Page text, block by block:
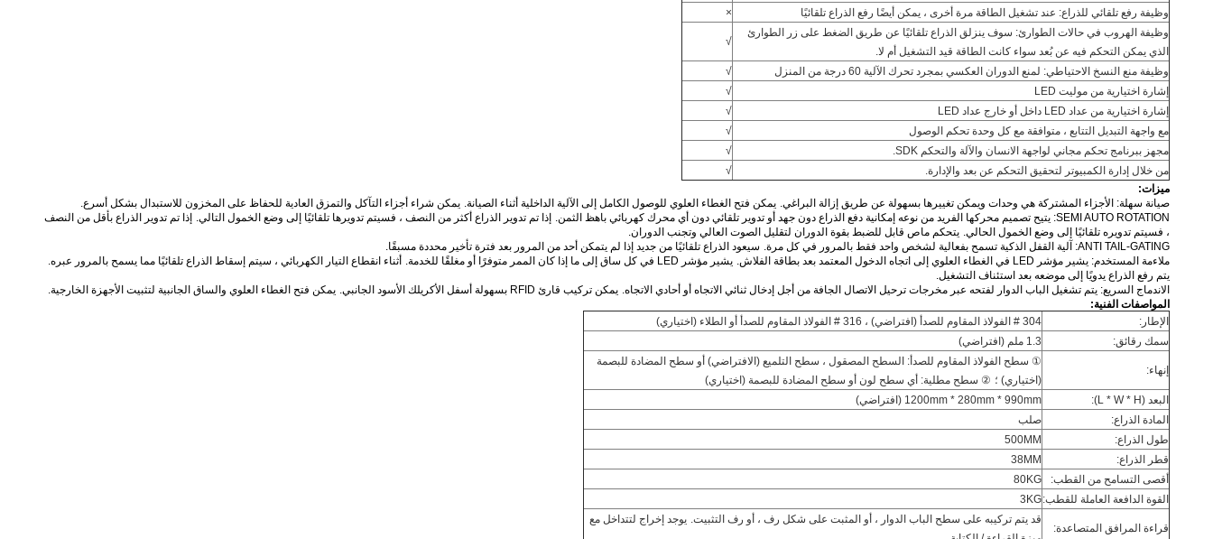
وظيفة رفع تلقائي للذراع: عند تشغيل الطاقة مرة أخرى ، يمكن أيضًا رفع الذراع تلقائيًا
×
وظيفة الهروب في حالات الطوارئ: سوف ينزلق الذراع تلقائيًا عن طريق الضغط على زر الطوارئ
الذي يمكن التحكم فيه عن بُعد سواء كانت الطاقة قيد التشغيل أم لا.
√
وظيفة منع النسخ الاحتياطي: لمنع الدوران العكسي بمجرد تحرك الآلية 60 درجة من المنزل
√
إشارة اختيارية من موليت LED
√
إشارة اختيارية من عداد LED داخل أو خارج عداد LED
√
مع واجهة التبديل التتابع ، متوافقة مع كل وحدة تحكم الوصول
√
مجهز ببرنامج تحكم مجاني لواجهة الانسان والآلة والتحكم SDK.
√
من خلال إدارة الكمبيوتر لتحقيق التحكم عن بعد والإدارة.
√
ميزات:
صيانة سهلة: الأجزاء المشتركة هي وحدات ويمكن تغييرها بسهولة عن طريق إزالة البراغي. يمكن فتح الغطاء العلوي للوصول الكامل إلى الآلية الداخلية أثناء الصيانة. يمكن شراء أجزاء التآكل والتمزق العادية للحفاظ على المخزون للاستبدال بشكل أسرع.
SEMI AUTO ROTATION: يتيح تصميم محركها الفريد من نوعه إمكانية دفع الذراع دون جهد أو تدوير تلقائي دون أي محرك كهربائي باهظ الثمن.
إذا تم تدوير الذراع أكثر من النصف ، فسيتم تدويرها تلقائيًا إلى وضع الخمول التالي. إذا تم تدوير الذراع بأقل من النصف
، فسيتم تدويره تلقائيًا إلى وضع الخمول الحالي. يتحكم ماص قابل للضبط بقوة الدوران لتقليل الصوت العالي وتجنب الدوران.
ANTI TAIL-GATING: آلية القفل الذكية تسمح بفعالية لشخص واحد فقط بالمرور في كل مرة.
سيعود الذراع تلقائيًا من جديد إذا لم يتمكن أحد من المرور بعد فترة تأخير محددة مسبقًا.
ملاءمة المستخدم: يشير مؤشر LED في الغطاء العلوي إلى اتجاه الدخول المعتمد بعد بطاقة الفلاش.
يشير مؤشر LED في كل ساق إلى ما إذا كان الممر متوفرًا أو مغلقًا للخدمة.
أثناء انقطاع التيار الكهربائي ، سيتم إسقاط الذراع تلقائيًا مما يسمح بالمرور عبره.
يتم رفع الذراع يدويًا إلى موضعه بعد استئناف التشغيل.
الاندماج السريع: يتم تشغيل الباب الدوار لفتحه عبر مخرجات ترحيل الاتصال الجافة من أجل إدخال ثنائي الاتجاه أو أحادي الاتجاه. يمكن تركيب قارئ RFID بسهولة أسفل الأكريلك الأسود الجانبي.
يمكن فتح الغطاء العلوي والساق الجانبية لتثبيت الأجهزة الخارجية.
المواصفات الفنية:
الإطار:
304 # الفولاذ المقاوم للصدأ (افتراضي) ، 316 # الفولاذ المقاوم للصدأ أو الطلاء (اختياري)
سمك رقائق:
1.3 ملم (افتراضي)
إنهاء:
① سطح الفولاذ المقاوم للصدأ: السطح المصقول ، سطح التلميع (الافتراضي) أو سطح المضادة للبصمة
(اختياري) ؛ ② سطح مطلية: أي سطح لون أو سطح المضادة للبصمة (اختياري)
البعد (L * W * H):
1200mm * 280mm * 990mm (افتراضي)
المادة الذراع:
صلب
طول الذراع:
500MM
قطر الذراع:
38MM
أقصى التسامح من القطب:
80KG
القوة الدافعة العاملة للقطب:3KG
قراءة المرافق المتصاعدة:
قد يتم تركيبه على سطح الباب الدوار ، أو المثبت على شكل رف ، أو رف التثبيت. يوجد إخراج لتتداخل مع